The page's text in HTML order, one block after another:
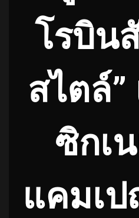
โรบิน
สไตล์”
ซิกเ
แคมเ